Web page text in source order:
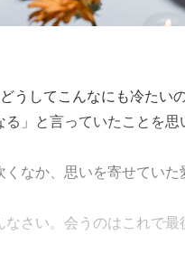
うしてこんなにも冷たい
」と言っていたことを思
なか、思いを寄せていた
なさい。会うのはこれで